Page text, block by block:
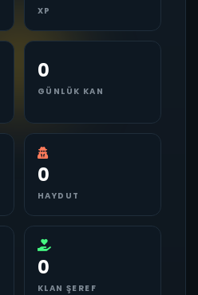
XP
0
GÜNLÜK KAN
0
HAYDUT
0
KLAN ŞEREF